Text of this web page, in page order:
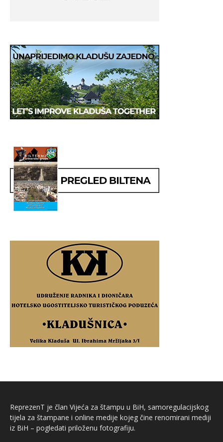
ReprezenT je član Vijeća za štampu u BiH, samoregulacijskog
tijela za štampane i online medije kojeg čine renomirani mediji
iz BiH – pogledati priloženu fotografiju.